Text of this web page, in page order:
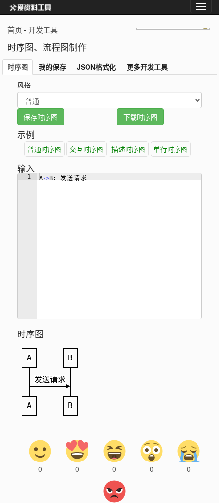
首页 -开发工具
时序图、流程图制作
时序图 我的保存 JSON格式化
更多开发工具
风格
示例
普通时序图 交互时序图 描述时序图 单行时序图
输入
1 A->B: 发送请求
时序图
A
A
B
B
发送请求
0 0 0 0 0